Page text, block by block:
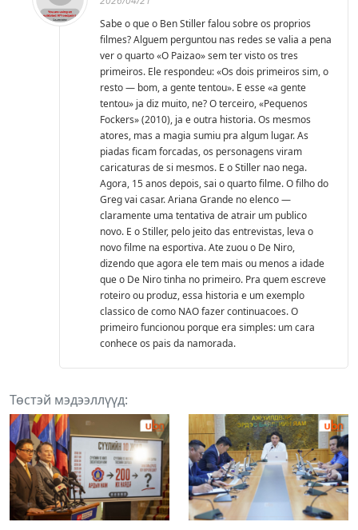
Sabe o que o Ben Stiller falou sobre os proprios
filmes? Alguem perguntou nas redes se valia a pena
ver o quarto «O Paizao» sem ter visto os tres
primeiros. Ele respondeu: «Os dois primeiros sim, o
resto — bom, a gente tentou». E esse «a gente
tentou» ja diz muito, ne? O terceiro, «Pequenos
Fockers» (2010), ja e outra historia. Os mesmos
atores, mas a magia sumiu pra algum lugar. As
piadas ficam forcadas, os personagens viram
caricaturas de si mesmos. E o Stiller nao nega.
Agora, 15 anos depois, sai o quarto filme. O filho do
Greg vai casar. Ariana Grande no elenco —
claramente uma tentativa de atrair um publico
novo. E o Stiller, pelo jeito das entrevistas, leva o
novo filme na esportiva. Ate zuou o De Niro,
dizendo que agora ele tem mais ou menos a idade
que o De Niro tinha no primeiro. Pra quem escreve
roteiro ou produz, essa historia e um exemplo
classico de como NAO fazer continuacoes. O
primeiro funcionou porque era simples: um cara
conhece os pais da namorada.
Төстэй мэдээллүүд: